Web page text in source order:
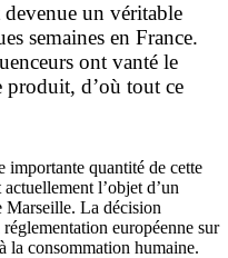
devenue un véritable
semaines en France.
ont vanté le
produit, d’où tout ce
importante quantité de cette
l’objet d’un
Marseille. La décision
européenne sur
la consommation humaine.